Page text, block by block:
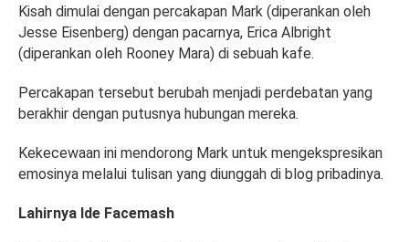
Kisah dimulai dengan percakapan Mark (diperankan oleh
Jesse Eisenberg) dengan pacarnya, Erica Albright
(diperankan oleh Rooney Mara) di sebuah kafe.
Percakapan tersebut berubah menjadi perdebatan yang
berakhir dengan putusnya hubungan mereka.
Kekecewaan ini mendorong Mark untuk mengekspresikan
emosinya melalui tulisan yang diunggah di blog pribadinya.
Lahirnya Ide Facemash